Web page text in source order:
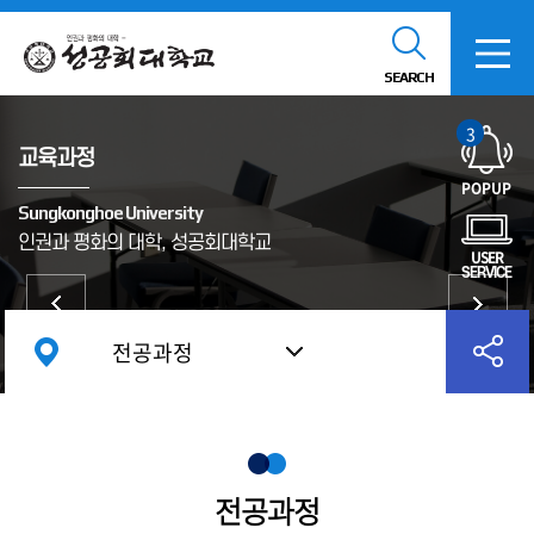
SEARCH
POPUP
3
USER
SERVICE
교육과정
Sungkonghoe University
인권과 평화의 대학, 성공회대학교
전공과정
전공과정